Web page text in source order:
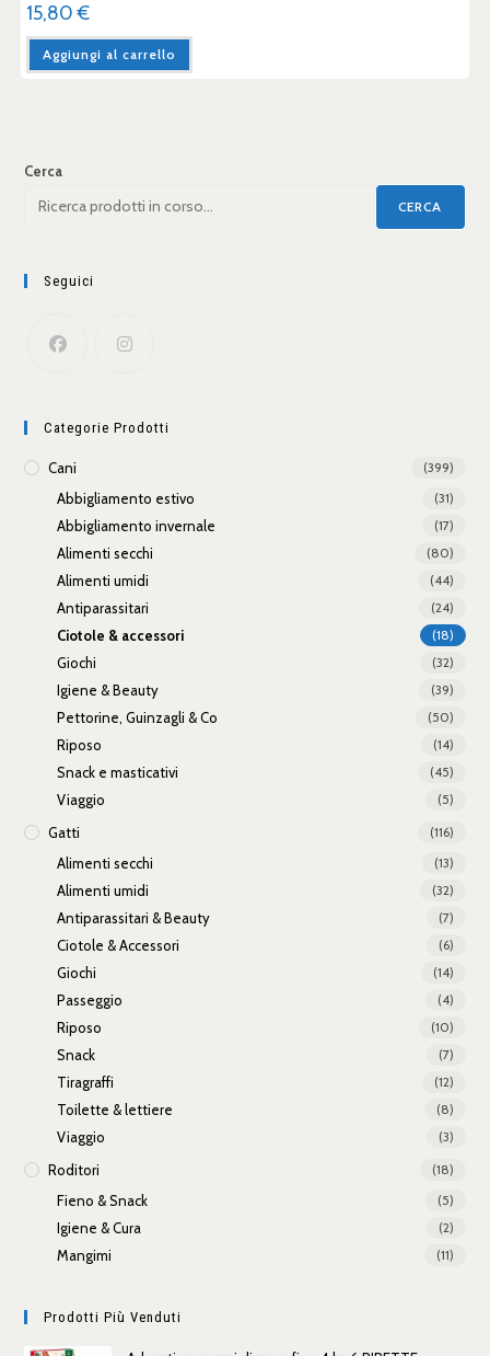
15,80€
Aggiungi al carrello
Cerca
CERCA
Seguici
Categorie Prodotti
Cani (399)
Abbigliamento estivo (31)
Abbigliamento invernale (17)
Alimenti secchi (80)
Alimenti umidi (44)
Antiparassitari (24)
Ciotole & accessori (18)
Giochi (32)
Igiene & Beauty (39)
Pettorine, Guinzagli & Co (50)
Riposo (14)
Snack e masticativi (45)
Viaggio (5)
Gatti (116)
Alimenti secchi (13)
Alimenti umidi (32)
Antiparassitari & Beauty (7)
Ciotole & Accessori (6)
Giochi (14)
Passeggio (4)
Riposo (10)
Snack (7)
Tiragraffi (12)
Toilette & lettiere (8)
Viaggio (3)
Roditori (18)
Fieno & Snack (5)
Igiene & Cura (2)
Mangimi (11)
Prodotti Più Venduti